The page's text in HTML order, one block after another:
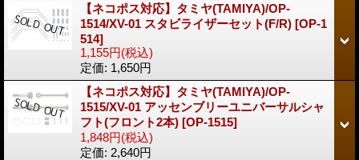
【ネコポス対応】タミヤ(TAMIYA)/OP-
1514/XV-01 スタビライザーセット(F/R) [OP-1
514]
1,155円(税込)
定価: 1,650円
【ネコポス対応】タミヤ(TAMIYA)/OP-
1515/XV-01 アッセンブリーユニバーサルシャ
フト(フロント2本) [OP-1515]
1,848円(税込)
定価: 2,640円